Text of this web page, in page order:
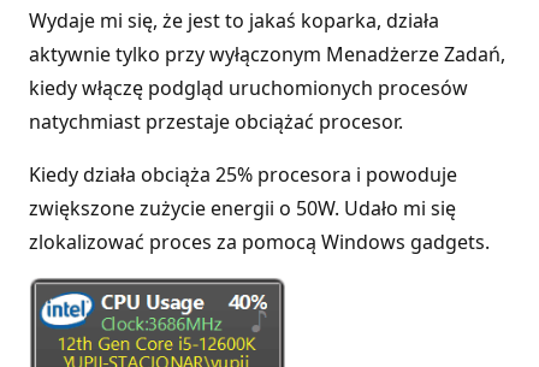
Wydaje mi się, że jest to jakaś koparka, działa
aktywnie tylko przy wyłączonym Menadżerze Zadań,
kiedy włączę podgląd uruchomionych procesów
natychmiast przestaje obciążać procesor.
Kiedy działa obciąża 25% procesora i powoduje
zwiększone zużycie energii o 50W. Udało mi się
zlokalizować proces za pomocą Windows gadgets.